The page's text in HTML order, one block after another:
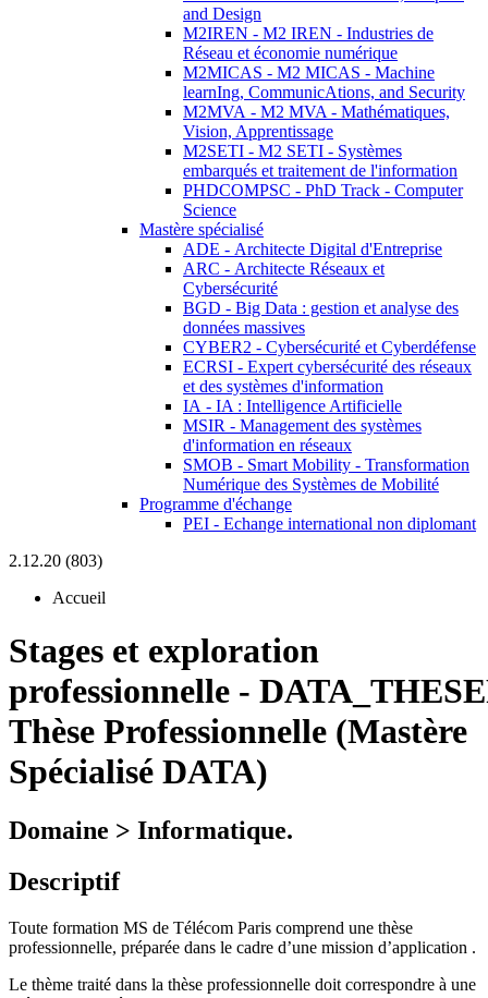
and Design
M2IREN - M2 IREN - Industries de
Réseau et économie numérique
M2MICAS - M2 MICAS - Machine
learnIng, CommunicAtions, and Security
M2MVA - M2 MVA - Mathématiques,
Vision, Apprentissage
M2SETI - M2 SETI - Systèmes
embarqués et traitement de l'information
PHDCOMPSC - PhD Track - Computer
Science
Mastère spécialisé
ADE - Architecte Digital d'Entreprise
ARC - Architecte Réseaux et
Cybersécurité
BGD - Big Data : gestion et analyse des
données massives
CYBER2 - Cybersécurité et Cyberdéfense
ECRSI - Expert cybersécurité des réseaux
et des systèmes d'information
IA - IA : Intelligence Artificielle
MSIR - Management des systèmes
d'information en réseaux
SMOB - Smart Mobility - Transformation
Numérique des Systèmes de Mobilité
Programme d'échange
PEI - Echange international non diplomant
2.12.20 (803)
Accueil
Stages et exploration
professionnelle -
Thèse Professionnelle (Mastère
Spécialisé DATA)
Domaine > Informatique.
Descriptif
Toute formation MS de Télécom Paris comprend une thèse
professionnelle, préparée dans le cadre d’une mission d’application .
Le thème traité dans la thèse professionnelle doit correspondre à une